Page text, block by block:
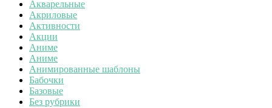
Акварельные
Акриловые
Активности
Акции
Аниме
Аниме
Анимированные шаблоны
Бабочки
Базовые
Без рубрики